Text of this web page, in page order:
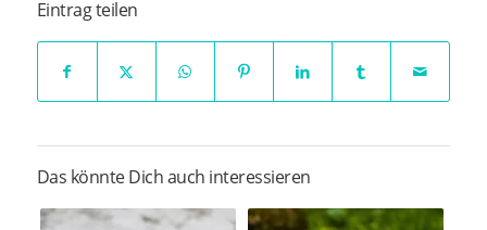
Eintrag teilen
Das könnte Dich auch interessieren